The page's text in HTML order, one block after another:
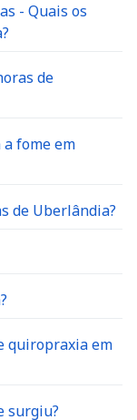
- Quais os
de
fome em
de Uberlândia?
quiropraxia em
surgiu?